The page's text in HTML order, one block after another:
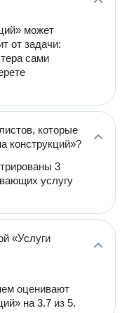
может
от задачи:
сами
которые
конструкций»?
3
услугу
«Услуги
оценивают
на 3.7 из 5.